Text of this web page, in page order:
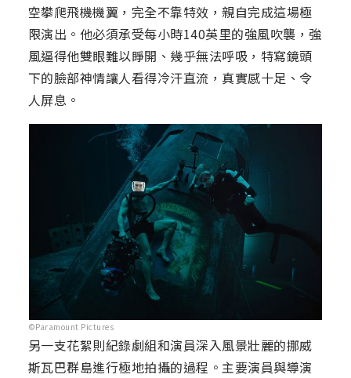
空攀爬飛機機翼，完全不靠特效，親自完成這場極
限演出。他必須承受每小時140英里的強風吹襲，強
風逼得他雙眼難以睜開、幾乎無法呼吸，特寫鏡頭
下的臉部神情讓人看得冷汗直流，真實感十足、令
人屏息。
©Paramount Pictures
另一支花絮則紀錄劇組和演員深入風景壯麗的挪威
斯瓦巴群島進行極地拍攝的過程。主要演員與導演